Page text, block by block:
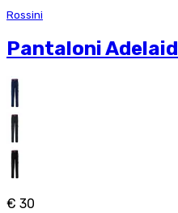
Rossini
Pantaloni
€ 30